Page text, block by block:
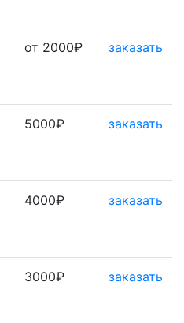
от 2000₽ заказать
5000₽ заказать
4000₽ заказать
3000₽ заказать